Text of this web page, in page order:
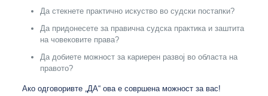
Да стекнете практично искуство во судски постапки?
Да придонесете за правична судска практика и заштита
на човековите права?
Да добиете можност за кариерен развој во областа на
правото?
Ако одговоривте „ДА“ ова е совршена можност за вас!